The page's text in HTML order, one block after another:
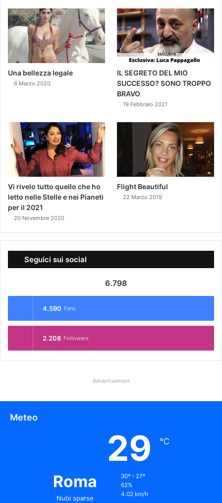
Una bellezza legale
6 Marzo 2020
IL SEGRETO DEL MIO
SUCCESSO? SONO TROPPO
BRAVO
19 Febbraio 2021
Vi rivelo tutto quello che ho
letto nelle Stelle e nei Pianeti
per il 2021
20 Novembre 2020
Flight Beautiful
22 Marzo 2019
Seguici sui social
6.798
4.590 Fans
2.208 Followers
Advertisement
Meteo
Roma
Nubi sparse
29 ℃
30º - 27º
62%
4.02 km/h